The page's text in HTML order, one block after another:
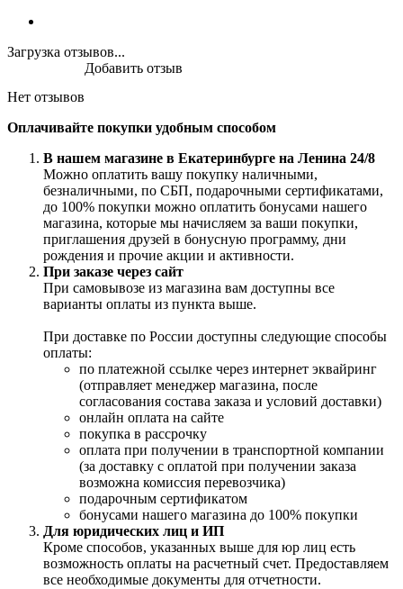
Загрузка отзывов...
Нет отзывов
Добавить отзыв
Оплачивайте покупки удобным способом
В нашем магазине в Екатеринбурге на Ленина 24/8
Можно оплатить вашу покупку наличными,
безналичными, по СБП, подарочными сертификатами,
до 100% покупки можно оплатить бонусами нашего
магазина, которые мы начисляем за ваши покупки,
приглашения друзей в бонусную программу, дни
рождения и прочие акции и активности.
При заказе через сайт
При самовывозе из магазина вам доступны все
варианты оплаты из пункта выше.
При доставке по России доступны следующие способы
оплаты:
по платежной ссылке через интернет эквайринг
(отправляет менеджер магазина, после
согласования состава заказа и условий доставки)
онлайн оплата на сайте
покупка в рассрочку
оплата при получении в транспортной компании
(за доставку с оплатой при получении заказа
возможна комиссия перевозчика)
подарочным сертификатом
бонусами нашего магазина до 100% покупки
Для юридических лиц и ИП
Кроме способов, указанных выше для юр лиц есть
возможность оплаты на расчетный счет. Предоставляем
все необходимые документы для отчетности.